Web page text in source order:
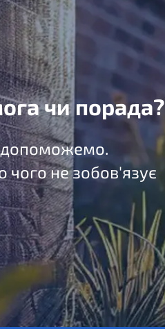
чи порада?
допоможемо.
чого не зобов'язує